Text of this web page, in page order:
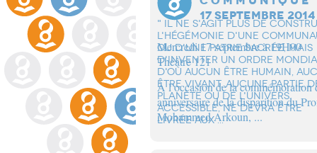
" IL NE S'AGIT PLUS DE
L'HÉGÉMONIE D'UNE
OU D'UNE PATRIE SACRÉE, MAIS
D'INVENTER UN ORDRE
D'OÙ AUCUN ÊTRE HUMAIN,
ÊTRE VIVANT, AUCUNE PARTIE
PLANÈTE OU DE L'UNIVERS
ACCESSIBLE, NE DEVRA ÊTRE
LIVRÉE AUX ...
17 SEPTEMBRE 2014
Mercredi 17 septembre à 19H00
Théâtre 121
À l’occasion de la commémoration
anniversaire de la disparition du
Mohammed Arkoun, ...